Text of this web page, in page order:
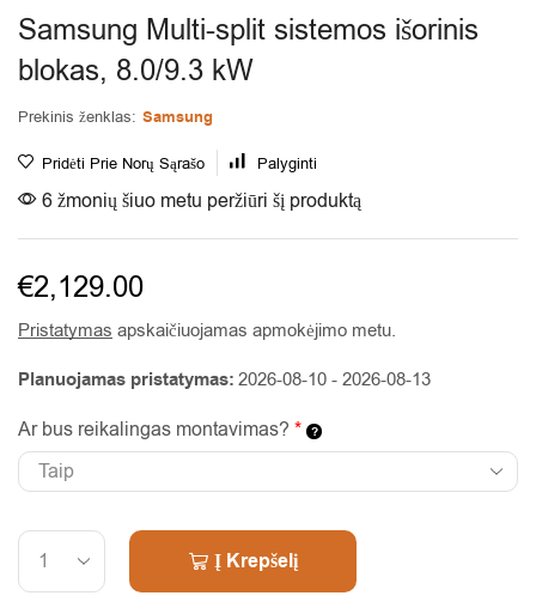
Samsung Multi-split sistemos išorinis
blokas, 8.0/9.3 kW
Prekinis ženklas: Samsung
Pridėti Prie Norų Sąrašo Palyginti
6 žmonių šiuo metu peržiūri šį produktą
€2,129.00
Pristatymas apskaičiuojamas apmokėjimo metu.
Planuojamas pristatymas: 2026-08-10 - 2026-08-13
Ar bus reikalingas montavimas? *
Į Krepšelį